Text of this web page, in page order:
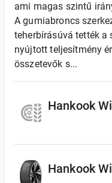
ami magas szintű
A gumiabroncs
teherbírásúvá tették a
nyújtott teljesítmény
összetevők s...
Hankook
Hankook